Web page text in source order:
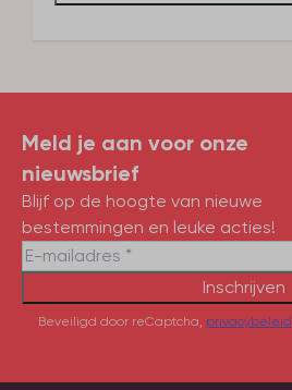
Meld je aan voor onze
nieuwsbrief
Blijf op de hoogte van nieuwe
bestemmingen en leuke acties!
Inschrijven
Beveiligd door reCaptcha, privacybeleid